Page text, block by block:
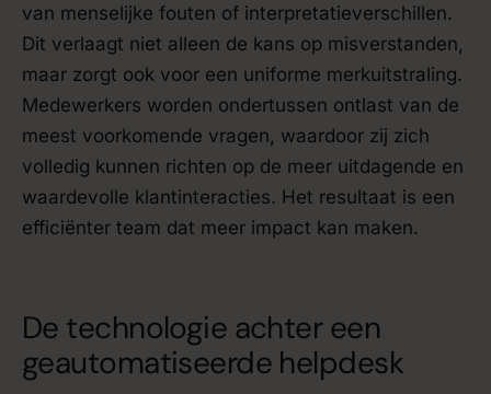
van menselijke fouten of interpretatieverschillen.
Dit verlaagt niet alleen de kans op misverstanden,
maar zorgt ook voor een uniforme merkuitstraling.
Medewerkers worden ondertussen ontlast van de
meest voorkomende vragen, waardoor zij zich
volledig kunnen richten op de meer uitdagende en
waardevolle klantinteracties. Het resultaat is een
efficiënter team dat meer impact kan maken.
De technologie achter een
geautomatiseerde helpdesk